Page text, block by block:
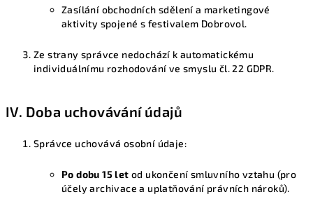
Zasílání obchodních sdělení a marketingové
aktivity spojené s festivalem Dobrovol.
Ze strany správce nedochází k automatickému
individuálnímu rozhodování ve smyslu čl. 22 GDPR.
IV. Doba uchovávání údajů
Správce uchovává osobní údaje:
Po dobu 15 let od ukončení smluvního vztahu (pro
účely archivace a uplatňování právních nároků).